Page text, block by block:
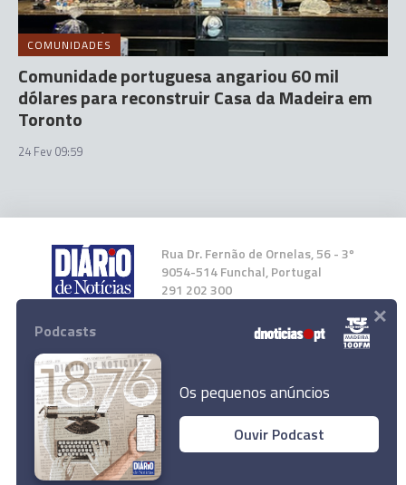
COMUNIDADES
Comunidade portuguesa angariou 60 mil
dólares para reconstruir Casa da Madeira em
Toronto
24 Fev 09:59
Rua Dr. Fernão de Ornelas, 56 - 3º
9054-514 Funchal, Portugal
291 202 300
Instale a nossa App
© 2026 Empresa Diário de Notícias, Lda.
Todos os direitos reservados.
Podcasts
Os pequenos anúncios
Ouvir Podcast
×